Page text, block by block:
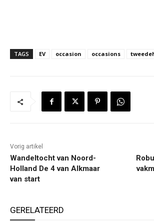
TAGS EV occasion occasions
Vorig artikel
Wandeltocht van Noord-
Holland De 4 van Alkmaar
van start
GERELATEERD